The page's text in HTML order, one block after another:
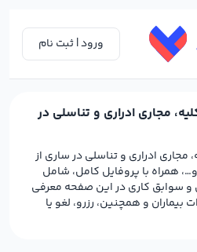
ورود | ثبت نام
مجاری ادراری و تناسلی در
ادراری و تناسلی در ساری از
و…، همراه با پروفایل کامل، شامل
سوابق کاری در این صفحه معرفی
و همچنین، رزرو، لغو یا